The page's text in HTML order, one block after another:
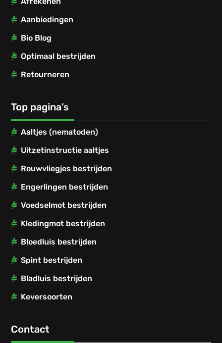
Aanbiedingen
Bio Blog
Optimaal bestrijden
Retourneren
Top pagina’s
Aaltjes (nematoden)
Uitzetinstructie aaltjes
Rouwvliegjes bestrijden
Engerlingen bestrijden
Voedselmot bestrijden
Kledingmot bestrijden
Bloedluis bestrijden
Spint bestrijden
Bladluis bestrijden
Keversoorten
Contact